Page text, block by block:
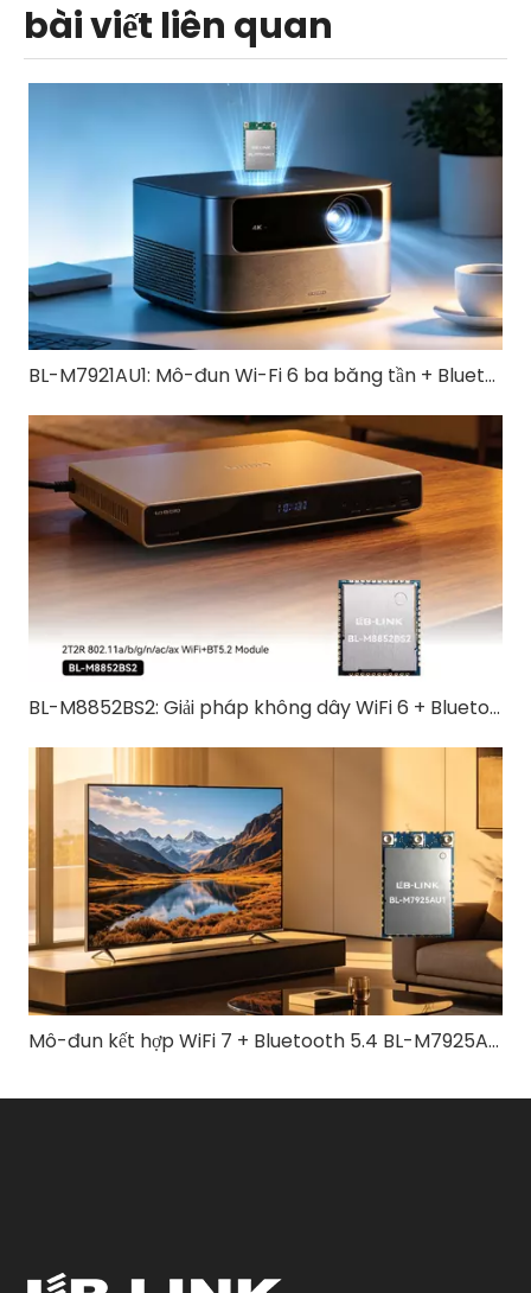
bài viết liên quan
BL-M7921AU1: Mô-đun Wi-Fi 6 ba băng tần + Bluetooth 5.4 USB 3.0 | Giải pháp không dây tốc độ cao cho thiết bị công nghiệp và IoT
BL-M8852BS2: Giải pháp không dây WiFi 6 + Bluetooth 5.2 tất cả trong một
Mô-đun kết hợp WiFi 7 + Bluetooth 5.4 BL-M7925AU1 | Giải pháp không dây ba băng tần tốc độ cao